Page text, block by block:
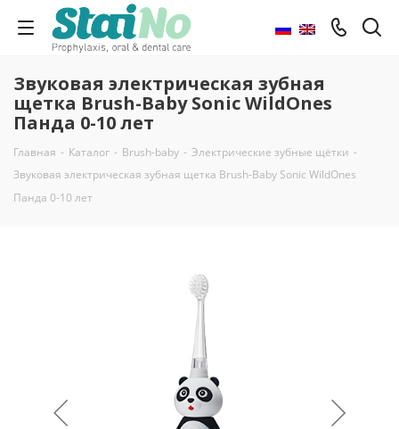
Звуковая электрическая зубная
щетка Brush-Baby Sonic WildOnes
Панда 0-10 лет
Главная - Каталог - Brush-baby - Электрические зубные щётки -
Звуковая электрическая зубная щетка Brush-Baby Sonic WildOnes
Панда 0-10 лет